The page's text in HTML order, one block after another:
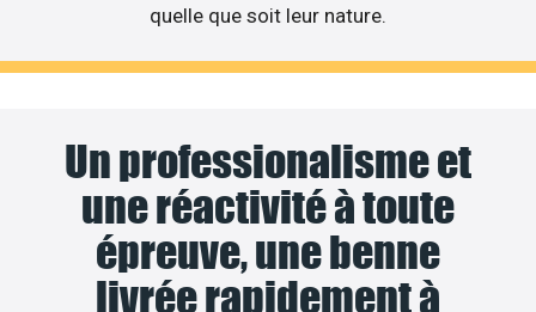
quelle que soit leur nature.
Un professionalisme et
une réactivité à toute
épreuve, une benne
livrée rapidement à